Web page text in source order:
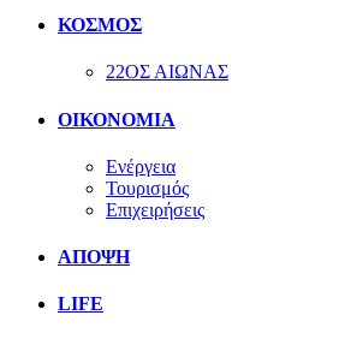
ΚΟΣΜΟΣ
22ΟΣ ΑΙΩΝΑΣ
ΟΙΚΟΝΟΜΙΑ
Ενέργεια
Τουρισμός
Επιχειρήσεις
ΑΠΟΨΗ
LIFE